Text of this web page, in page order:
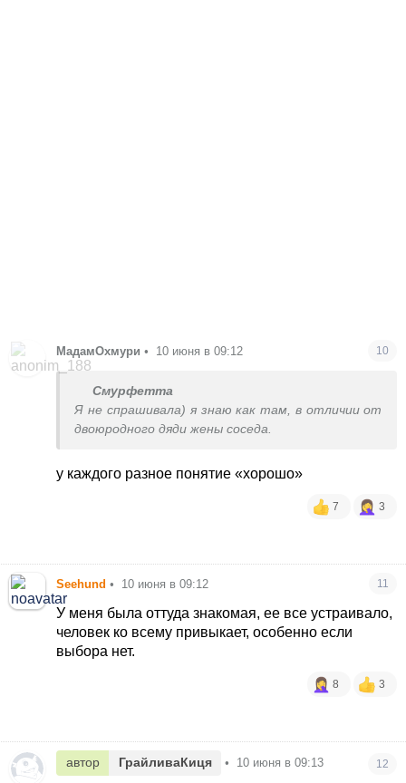
МадамОхмури • 10 июня в 09:12 10
Смурфетта
Я не спрашивала) я знаю как там, в отличии от
двоюродного дяди жены соседа.
у каждого разное понятие «хорошо»
7 3
Seehund • 10 июня в 09:12 11
У меня была оттуда знакомая, ее все устраивало,
человек ко всему привыкает, особенно если
выбора нет.
8 3
автор ГрайливаКиця • 10 июня в 09:13 12